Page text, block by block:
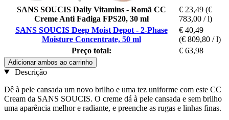
SANS SOUCIS Daily Vitamins - Romã CC
Creme Anti Fadiga FPS20, 30 ml
€ 23,49 (€
783,00 / l)
SANS SOUCIS Deep Moist Depot - 2-Phase
Moisture Concentrate, 50 ml
€ 40,49
(€ 809,80 / l)
Preço total:
€ 63,98
Adicionar ambos ao carrinho
Descrição
Dê à pele cansada um novo brilho e uma tez uniforme com este CC
Cream da SANS SOUCIS. O creme dá à pele cansada e sem brilho
uma aparência melhor e radiante, e preenche as rugas e linhas finas.